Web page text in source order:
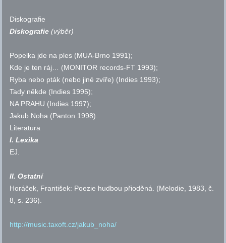
Diskografie
Diskografie (výběr)
Popelka jde na ples (MUA-Brno 1991);
Kde je ten ráj… (MONITOR records-FT 1993);
Ryba nebo pták (nebo jiné zvíře) (Indies 1993);
Tady někde (Indies 1995);
NA PRAHU (Indies 1997);
Jakub Noha (Panton 1998).
Literatura
I. Lexika
EJ.
II. Ostatní
Horáček, František: Poezie hudbou přioděná. (Melodie, 1983,č.
8, s. 236).
http://music.taxoft.cz/jakub_noha/